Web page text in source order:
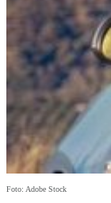
Foto: Adobe Stock